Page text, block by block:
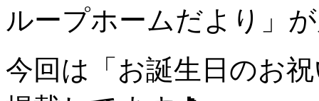
ループホームだより」
今回は「お誕生日のお